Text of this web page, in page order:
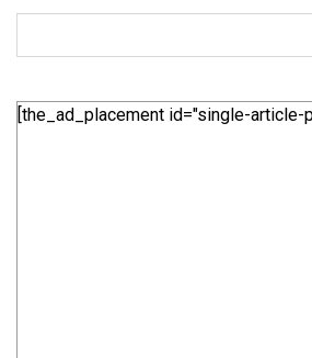
[the_ad_placement id="single-article-